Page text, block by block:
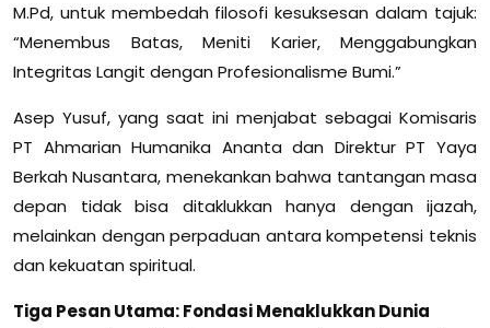
M.Pd, untuk membedah filosofi kesuksesan dalam tajuk:
“Menembus Batas, Meniti Karier, Menggabungkan
Integritas Langit dengan Profesionalisme Bumi.”
Asep Yusuf, yang saat ini menjabat sebagai Komisaris
PT Ahmarian Humanika Ananta dan Direktur PT Yaya
Berkah Nusantara, menekankan bahwa tantangan masa
depan tidak bisa ditaklukkan hanya dengan ijazah,
melainkan dengan perpaduan antara kompetensi teknis
dan kekuatan spiritual.
Tiga Pesan Utama: Fondasi Menaklukkan Dunia